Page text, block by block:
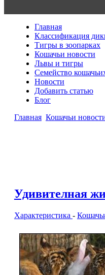
Главная
Классификация
Тигры в зоопарках
Кошачьи новости
Львы и тигры
Семейство
Новости
Добавить статью
Блог
Главная Кошачьи
Удивителная
Характеристика -